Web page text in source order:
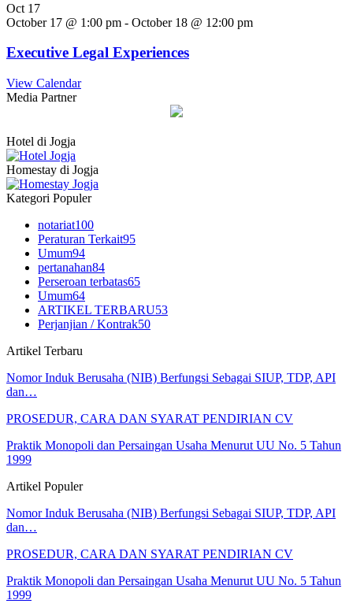
Oct 17
October 17 @ 1:00 pm - October 18 @ 12:00 pm
Executive Legal Experiences
View Calendar
Media Partner
Hotel di Jogja
Homestay di Jogja
Kategori Populer
notariat100
Peraturan Terkait95
Umum94
pertanahan84
Perseroan terbatas65
Umum64
ARTIKEL TERBARU53
Perjanjian / Kontrak50
Artikel Terbaru
Nomor Induk Berusaha (NIB) Berfungsi Sebagai SIUP, TDP, API
dan…
PROSEDUR, CARA DAN SYARAT PENDIRIAN CV
Praktik Monopoli dan Persaingan Usaha Menurut UU No. 5 Tahun
1999
Artikel Populer
Nomor Induk Berusaha (NIB) Berfungsi Sebagai SIUP, TDP, API
dan…
PROSEDUR, CARA DAN SYARAT PENDIRIAN CV
Praktik Monopoli dan Persaingan Usaha Menurut UU No. 5 Tahun
1999